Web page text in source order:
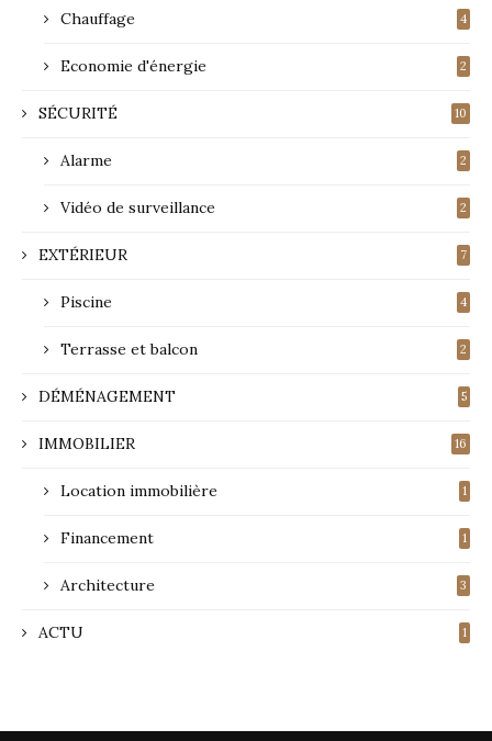
Chauffage 4
Economie d'énergie 2
SÉCURITÉ 10
Alarme 2
Vidéo de surveillance 2
EXTÉRIEUR 7
Piscine 4
Terrasse et balcon 2
DÉMÉNAGEMENT 5
IMMOBILIER 16
Location immobilière 1
Financement 1
Architecture 3
ACTU 1